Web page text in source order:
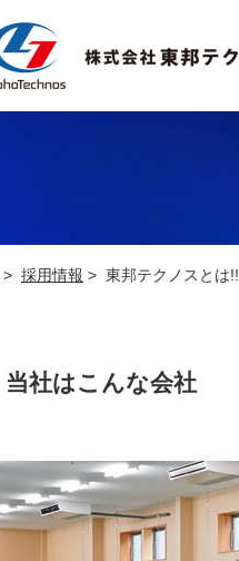
> 採用情報 > 東邦テクノスとは!!
当社はこんな会社